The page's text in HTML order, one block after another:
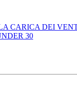
CARICA DEI
30